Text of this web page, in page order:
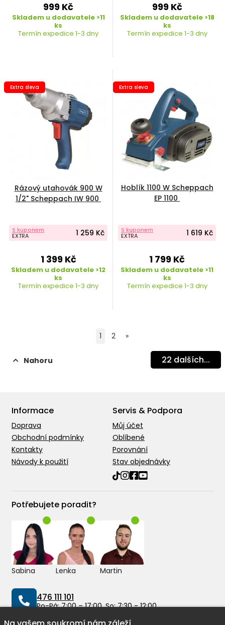
999 Kč
Skladem u dodavatele >11
ks
Termín expedice 1-3 dny
999 Kč
Skladem u dodavatele >18
ks
Termín expedice 1-3 dny
Extra sleva
Rázový utahovák 900 W
1/2" Scheppach IW 900
S kuponem
EXTRA 1 259 Kč
1 399 Kč
Skladem u dodavatele >12
ks
Termín expedice 1-3 dny
Extra sleva
Hoblík 1100 W Scheppach
EP 1100
S kuponem
EXTRA 1 619 Kč
1 799 Kč
Skladem u dodavatele >11
ks
Termín expedice 1-3 dny
Nahoru
1 2 »
22 dalších...
Informace
Doprava
Obchodní podmínky
Kontakty
Návody k použití
Servis & Podpora
Můj účet
Oblíbené
Porovnání
Stav objednávky
Potřebujete poradit?
Sabina Lenka Martin
476 111 101
Po-Pá: 7:00 – 17:00, So: 7:30 - 12:00